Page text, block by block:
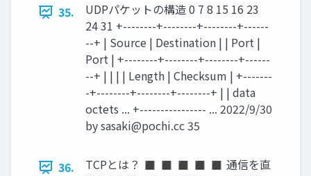
35.
UDPパケットの構造 0 7 8 15 16 23
24 31 +--------+--------+--------+------
--+ | Source | Destination | | Port |
Port | +--------+--------+--------+------
--+ | | | | Length | Checksum | +-------
-+--------+--------+--------+ | | data
octets ... +---------------- ... 2022/9/30
bysasaki@pochi.cc35
36.
TCPとは？ ◼ ◼ ◼ ◼ ◼ 通信を直